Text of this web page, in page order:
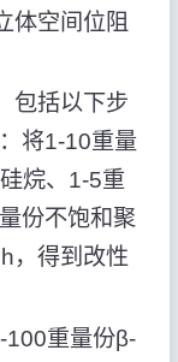
体空间位阻
包括以下步
将1-10重量
烷、1-5重
份不饱和聚
，得到改性
100重量份β-